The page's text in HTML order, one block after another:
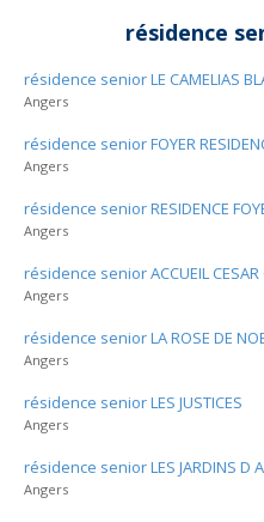
résidence
résidence senior LE CAMELIAS
Angers
résidence senior FOYER
Angers
résidence senior RESIDENCE
Angers
résidence senior ACCUEIL CESAR
Angers
résidence senior LA ROSE DE
Angers
résidence senior LES JUSTICES
Angers
résidence senior LES JARDINS D
Angers